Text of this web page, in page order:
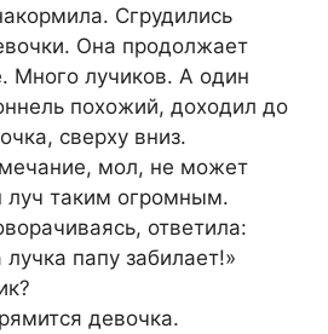
Сгрудились
Она продолжает
Много лучиков. А один
похожий, доходил до
сверху вниз.
мол, не может
луч таким огромным.
ответила:
папу забилает!»
девочка.